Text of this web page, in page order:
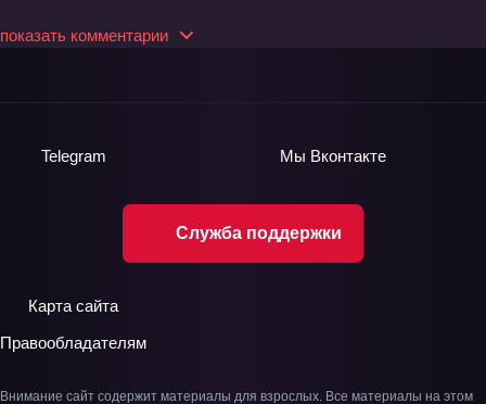
показать комментарии
Служба поддержки
Telegram Мы Вконтакте
Карта сайта
Правообладателям
Внимание сайт содержит материалы для взрослых. Все материалы на этом